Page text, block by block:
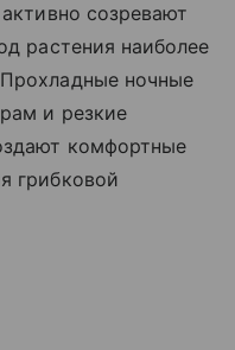
созревают
растения наиболее
ночные
и резкие
комфортные
грибковой